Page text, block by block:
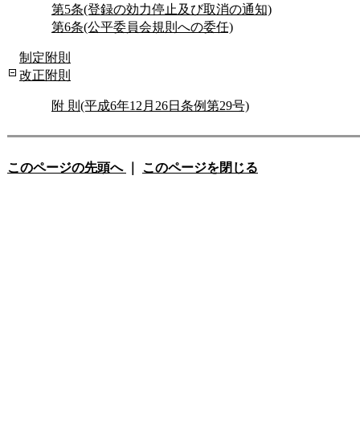
第5条(登録の効力停止及び取消の通知)
第6条(公平委員会規則への委任)
制定附則
改正附則
附 則(平成6年12月26日条例第29号)
このページの先頭へ このページを閉じる